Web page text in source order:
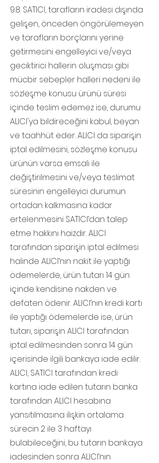
9.8. SATICI, tarafların iradesi dışında
gelişen, önceden öngörülemeyen
ve tarafların borçlarını yerine
getirmesini engelleyici ve/veya
geciktirici hallerin oluşması gibi
mücbir sebepler halleri nedeni ile
sözleşme konusu ürünü süresi
içinde teslim edemez ise, durumu
ALICI'ya bildireceğini kabul, beyan
ve taahhüt eder. ALICI da siparişin
iptal edilmesini, sözleşme konusu
ürünün varsa emsali ile
değiştirilmesini ve/veya teslimat
süresinin engelleyici durumun
ortadan kalkmasına kadar
ertelenmesini SATICI’dan talep
etme hakkını haizdir. ALICI
tarafından siparişin iptal edilmesi
halinde ALICI’nın nakit ile yaptığı
ödemelerde, ürün tutarı 14 gün
içinde kendisine nakden ve
defaten ödenir. ALICI’nın kredi kartı
ile yaptığı ödemelerde ise, ürün
tutarı, siparişin ALICI tarafından
iptal edilmesinden sonra 14 gün
içerisinde ilgili bankaya iade edilir.
ALICI, SATICI tarafından kredi
kartına iade edilen tutarın banka
tarafından ALICI hesabına
yansıtılmasına ilişkin ortalama
sürecin 2 ile 3 haftayı
bulabileceğini, bu tutarın bankaya
iadesinden sonra ALICI’nın